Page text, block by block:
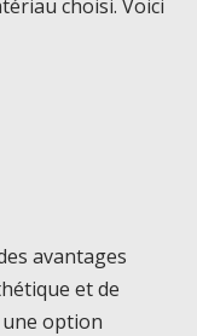
choisi. Voici
avantages
et de
une option